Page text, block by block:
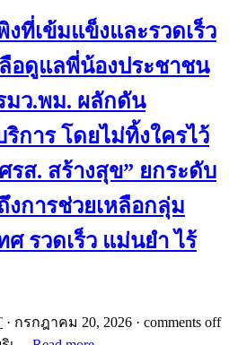
ที่เข้มแข็งและรวดเร็ว
อดูแลพี่น้องประชาชน
มว.พม. ผลักดัน
การ โดยไม่ทิ้งใครไว้
รส. สร้างสุข” ยกระดับ
งการช่วยเหลือกลุ่ม
ศ รวดเร็ว แม่นยำ ไร้
· กรกฎาคม 20, 2026 · comments off